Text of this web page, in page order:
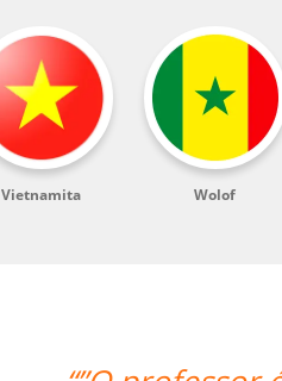
Vietnamita Wolof